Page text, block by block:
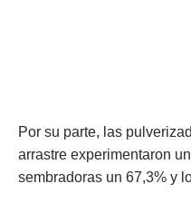
Por su parte, las
arrastre experimentaron
sembradoras un 67,3% y